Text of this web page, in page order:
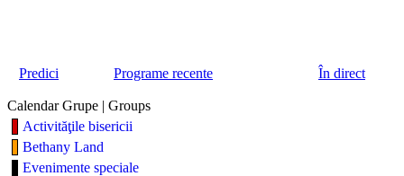
Predici Programe recente În direct
Calendar Grupe | Groups
Activităţile bisericii
Bethany Land
Evenimente speciale